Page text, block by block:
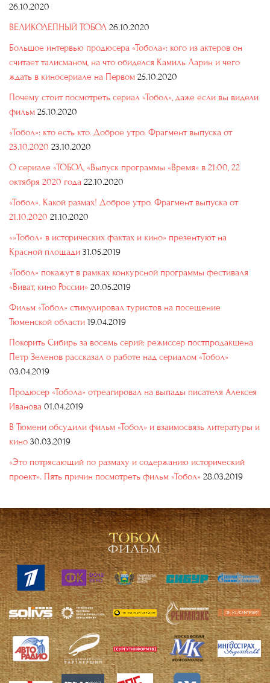
26.10.2020
ВЕЛИКОЛЕПНЫЙ ТОБОЛ 26.10.2020
Большое интервью продюсера «Тобола»: кого из актеров он
считает талисманом, на что обиделся Камиль Ларин и чего
ждать в киносериале на Первом 25.10.2020
Почему стоит посмотреть сериал «Тобол», даже если вы видели
фильм 25.10.2020
«Тобол»: кто есть кто. Доброе утро. Фрагмент выпуска от
23.10.2020 23.10.2020
О сериале «ТОБОЛ, «Выпуск программы «Время» в 21:00, 22
октября 2020 года 22.10.2020
«Тобол». Какой размах! Доброе утро. Фрагмент выпуска от
21.10.2020 21.10.2020
«»Тобол» в исторических фактах и кино» презентуют на
Красной площади 31.05.2019
«Тобол» покажут в рамках конкурсной программы фестиваля
«Виват, кино России» 20.05.2019
Фильм «Тобол» стимулировал туристов на посещение
Тюменской области 19.04.2019
Покорить Сибирь за восемь серий: режиссер постпродакшена
Петр Зеленов рассказал о работе над сериалом «Тобол»
03.04.2019
Продюсер «Тобола» отреагировал на выпады писателя Алексея
Иванова 01.04.2019
В Тюмени обсудили фильм «Тобол» и взаимосвязь литературы и
кино 30.03.2019
«Это потрясающий по размаху и содержанию исторический
проект». Пять причин посмотреть фильм «Тобол» 28.03.2019